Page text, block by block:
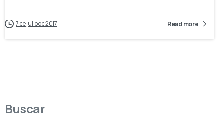
7 de julio de 2017 Read more
Buscar